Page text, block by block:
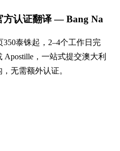
方认证翻译 — Bang Na
泰铢起，2–4个工作日完
，一站式提交澳大利
无需额外认证。